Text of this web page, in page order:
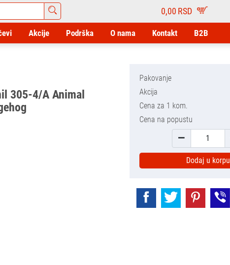
0,00 RSD
Akcije Podrška O nama Kontakt B2B
305-4/A Animal
Pakovanje
Akcija
Cena za 1 kom.
Cena na popustu
Dodaj u korpu